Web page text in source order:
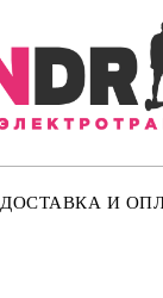
ДОСТАВКА И